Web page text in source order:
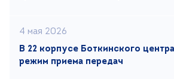
4 мая 2026
В 22 корпусе Боткинского
режим приема передач